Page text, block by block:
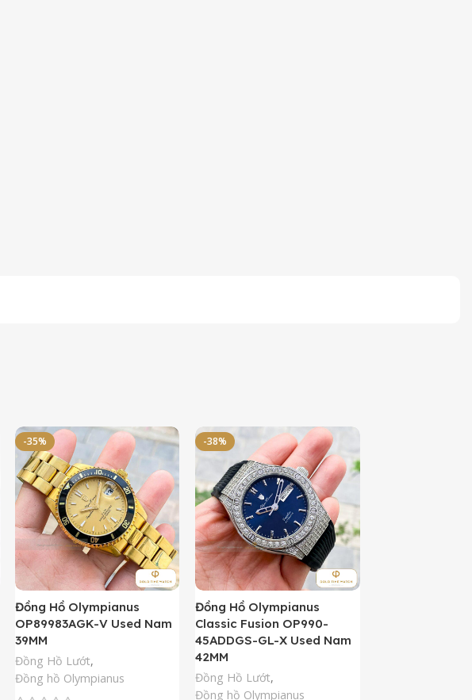
-35%
Đồng Hồ Olympianus
OP89983AGK-V Used Nam
39MM
Đồng Hồ Lướt,
Đồng hồ Olympianus
-38%
Đồng Hồ Olympianus
Classic Fusion OP990-
45ADDGS-GL-X Used Nam
42MM
Đồng Hồ Lướt,
Đồng hồ Olympianus